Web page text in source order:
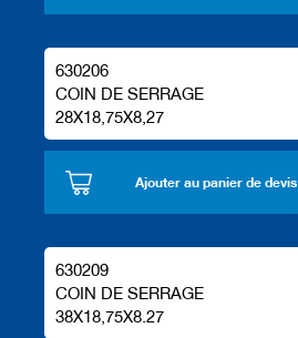
630206
COIN DE SERRAGE
28X18,75X8,27
Ajouter au panier de devis
630209
COIN DE SERRAGE
38X18,75X8.27